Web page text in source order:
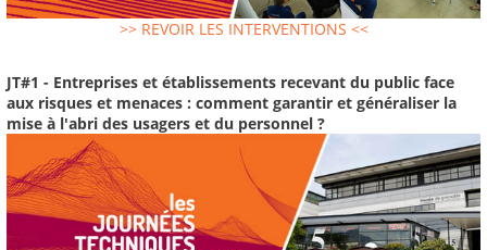
>> REVOIR LES INTERVENTIONS <<
JT#1 - Entreprises et établissements recevant du public face
aux risques et menaces : comment garantir et généraliser la
mise à l'abri des usagers et du personnel ?